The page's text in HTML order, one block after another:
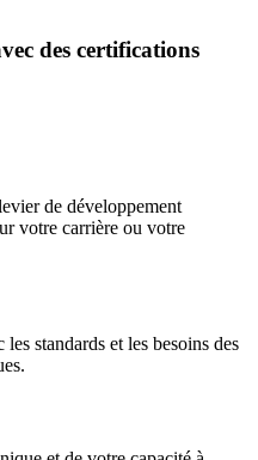
des certifications
de développement
votre carrière ou votre
standards et les besoins des